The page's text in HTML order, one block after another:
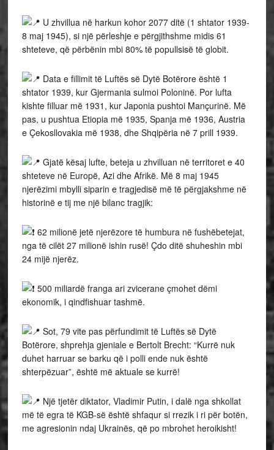
U zhvillua në harkun kohor 2077 ditë (1 shtator 1939-
8 maj 1945), si një përleshje e përgjithshme midis 61
shteteve, që përbënin mbi 80% të popullsisë të globit.
Data e fillimit të Luftës së Dytë Botërore është 1
shtator 1939, kur Gjermania sulmoi Poloninë. Por lufta
kishte filluar më 1931, kur Japonia pushtoi Mançurinë. Më
pas, u pushtua Etiopia më 1935, Spanja më 1936, Austria
e Çekosllovakia më 1938, dhe Shqipëria në 7 prill 1939.
Gjatë kësaj lufte, beteja u zhvilluan në territoret e 40
shteteve në Europë, Azi dhe Afrikë. Më 8 maj 1945
njerëzimi mbylli siparin e tragjedisë më të përgjakshme në
historinë e tij me një bilanc tragjik:
62 milionë jetë njerëzore të humbura në fushëbetejat,
nga të cilët 27 milionë ishin rusë! Çdo ditë shuheshin mbi
24 mijë njerëz.
500 miliardë franga ari zvicerane çmohet dëmi
ekonomik, i qindfishuar tashmë.
Sot, 79 vite pas përfundimit të Luftës së Dytë
Botërore, shprehja gjeniale e Bertolt Brecht: “Kurrë nuk
duhet harruar se barku që i polli ende nuk është
shterpëzuar”, është më aktuale se kurrë!
Një tjetër diktator, Vladimir Putin, i dalë nga shkollat
më të egra të KGB-së është shfaqur si rrezik i ri për botën,
me agresionin ndaj Ukrainës, që po mbrohet heroikisht!